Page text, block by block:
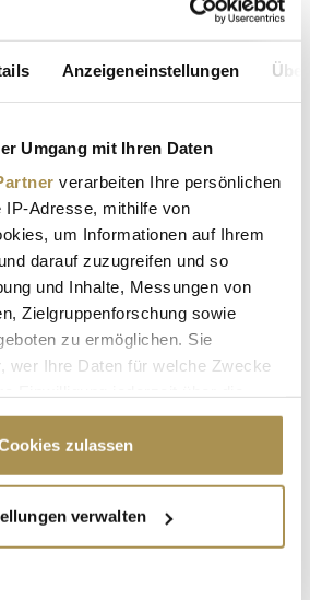
Anzeigeneinstellungen
Umgang mit Ihren Daten
verarbeiten Ihre persönlichen
IP-Adresse, mithilfe von
um Informationen auf Ihrem
darauf zuzugreifen und so
und Inhalte, Messungen von
Zielgruppenforschung sowie
zu ermöglichen. Sie
wer Ihre Daten für welche Zwecke
durch Klicken auf das Privacy
oder widerrufen
über Ihre geografische Lage
bis auf einige Meter genau sein
zulassen
verwalten
Coldplay-Kiss-Cam, die bei einem
die außereheliche Affäre von
Byron offenbart hat, beschert der
den bisherigen Viral-Moment des
Premium-E-Autos:
mit Milliardenrisiken
Elektroautos der Oberklasse sinkt
Folgen für Hersteller, Händler
Die Industrie reagiert mit
Premium-Elektroautos verlieren
Daten der Deutschen Automobil